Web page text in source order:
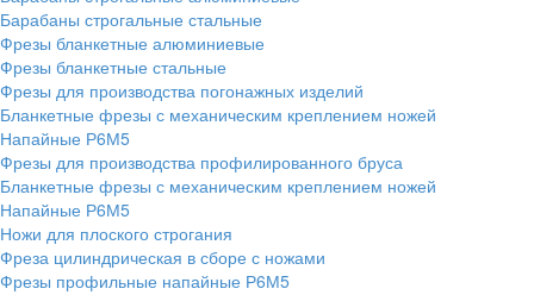
Барабаны строгальные стальные
Фрезы бланкетные алюминиевые
Фрезы бланкетные стальные
Фрезы для производства погонажных изделий
Бланкетные фрезы с механическим креплением ножей
Напайные Р6М5
Фрезы для производства профилированного бруса
Бланкетные фрезы с механическим креплением ножей
Напайные Р6М5
Ножи для плоского строгания
Фреза цилиндрическая в сборе с ножами
Фрезы профильные напайные Р6М5